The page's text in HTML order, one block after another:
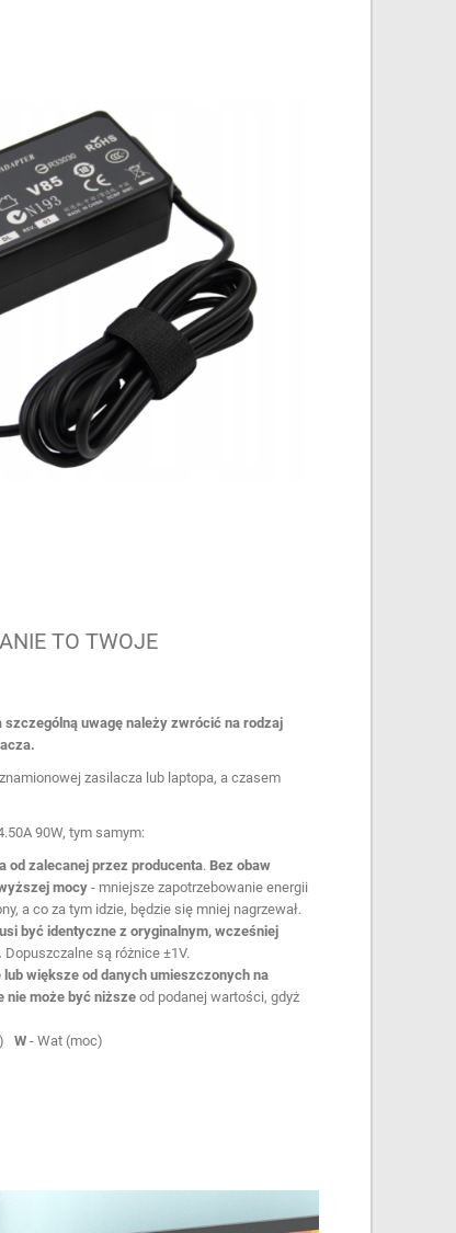
TO TWOJE
uwagę należy zwrócić na rodzaj
zasilacza lub laptopa, a czasem
90W, tym samym:
od zalecanej przez producenta. Bez obaw
mocy- mniejsze zapotrzebowanie energii
a co za tym idzie, będzie się mniej nagrzewał.
być identyczne z oryginalnym, wcześniej
Dopuszczalne są różnice ±1V.
większe od danych umieszczonych na
nie może być niższeod podanej wartości, gdyż
W- Wat (moc)